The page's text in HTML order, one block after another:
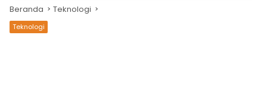
Beranda Teknologi
Teknologi